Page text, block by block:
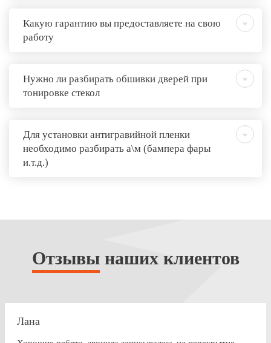
Какую гарантию вы предоставляете на свою
работу
Нужно ли разбирать обшивки дверей при
тонировке стекол
Для установки антигравийной пленки
необходимо разбирать а\м (бампера фары
и.т.д.)
Отзывынаших клиентов
Лана